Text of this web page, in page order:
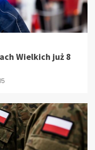
Wielkich już 8